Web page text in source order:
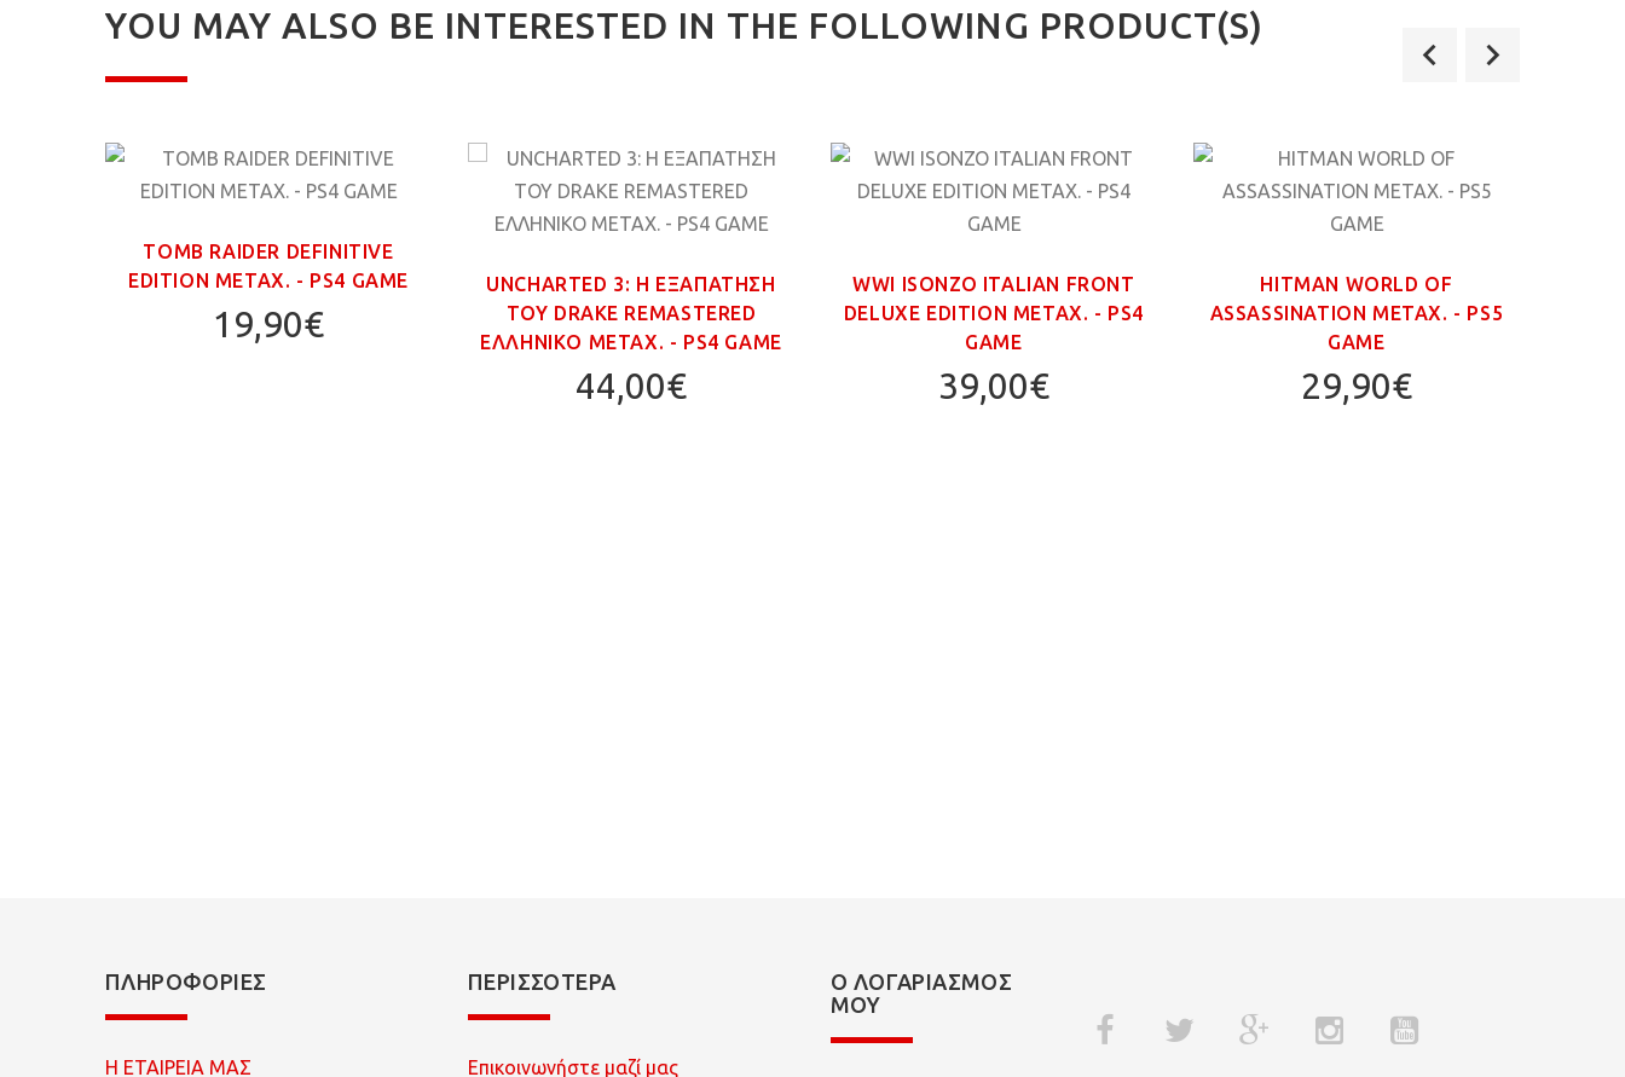
YOU MAY ALSO BE INTERESTED IN THE FOLLOWING PRODUCT(S)
TOMB RAIDER DEFINITIVE
EDITION ΜΕΤΑΧ. - PS4 GAME
19,90€
UNCHARTED 3: Η ΕΞΑΠΑΤΗΣΗ
ΤΟΥ DRAKE REMASTERED
ΕΛΛΗΝΙΚΟ ΜΕΤΑΧ. - PS4 GAME
44,00€
WWI ISONZO ITALIAN FRONT
DELUXE EDITION ΜΕΤΑΧ. - PS4
GAME
39,00€
HITMAN WORLD OF
ASSASSINATION ΜΕΤΑΧ. - PS5
GAME
29,90€
ΠΛΗΡΟΦΟΡΊΕΣ
Η ΕΤΑΙΡΕΙΑ ΜΑΣ
ΠΕΡΙΣΣΌΤΕΡΑ
Επικοινωνήστε μαζί μας
Ο ΛΟΓΑΡΙΑΣΜΌΣ
ΜΟΥ